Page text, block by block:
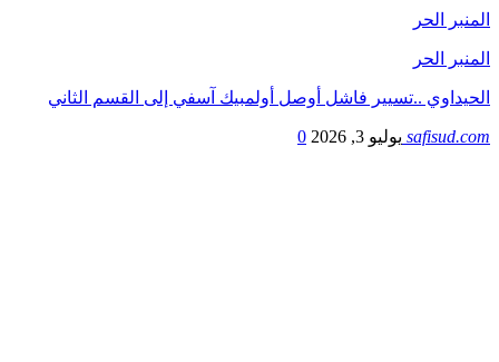
المنبر الحر
المنبر الحر
الحيداوي ..تسيير فاشل أوصل أولمبيك آسفي إلى القسم الثاني
safisud.com يوليو 3, 2026 0